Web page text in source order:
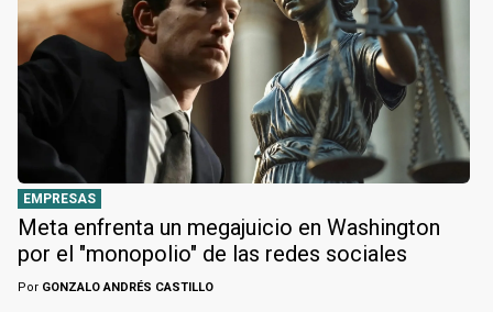
EMPRESAS
Meta enfrenta un megajuicio en Washington
por el "monopolio" de las redes sociales
Por GONZALO ANDRÉS CASTILLO